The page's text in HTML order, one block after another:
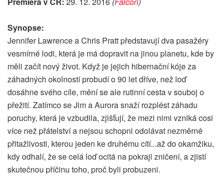
Synopse:
Jennifer Lawrence a Chris Pratt představují dva pasažéry
vesmírné lodi, která je má dopravit na jinou planetu, kde by
měli začít nový život. Když je jejich hibernační kóje za
záhadných okolností probudí o 90 let dříve, než loď
dosáhne svého cíle, mění se ale rutinní cesta v souboj o
přežití. Zatímco se Jim a Aurora snaží rozplést záhadu
poruchy, která je vzbudila, zjišťují, že mezi nimi vzniká cosi
více než přátelství a nejsou schopni odolávat nezměrné
přitažlivosti, kterou jeden ke druhému cítí...až do okamžiku,
kdy odhalí, že se celá loď ocitá na pokraji zničení, a zjistí
skutečnou příčinu toho, proč byli probuzeni.